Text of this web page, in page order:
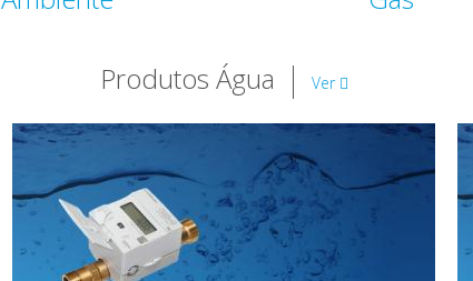
Produtos Água Ver
IZAR RDC Premium R4 - Concentrador Rádio de Dados
(até 10.000 Contadores)